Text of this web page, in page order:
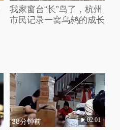
我家窗台“长”鸟了，杭州
市民记录一窝乌鸫的成长
38分钟前 02:01